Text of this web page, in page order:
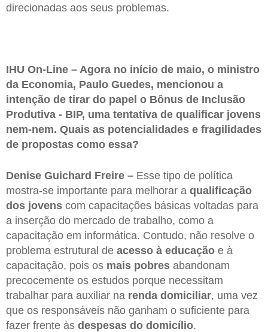
direcionadas aos seus problemas.
IHU On-Line – Agora no início de maio, o ministro
da Economia, Paulo Guedes, mencionou a
intenção de tirar do papel o Bônus de Inclusão
Produtiva - BIP, uma tentativa de qualificar jovens
nem-nem. Quais as potencialidades e fragilidades
de propostas como essa?
Denise Guichard Freire – Esse tipo de política
mostra-se importante para melhorar a qualificação
dos jovens com capacitações básicas voltadas para
a inserção do mercado de trabalho, como a
capacitação em informática. Contudo, não resolve o
problema estrutural de acesso à educação e à
capacitação, pois os mais pobres abandonam
precocemente os estudos porque necessitam
trabalhar para auxiliar na renda domiciliar, uma vez
que os responsáveis não ganham o suficiente para
fazer frente às despesas do domicílio.